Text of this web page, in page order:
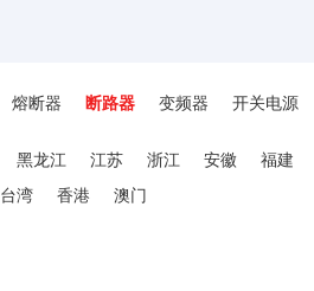
熔断器 断路器 变频器 开关电源
光源/灯具及配件 驱动与运动控制
工业流量传感器
黑龙江 江苏 浙江 安徽 福建
台湾 香港 澳门